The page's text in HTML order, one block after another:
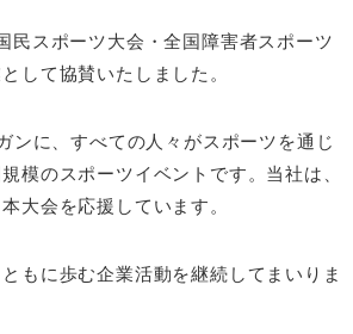
スポーツ大会・全国障害者スポーツ
して協賛いたしました。
ンに、すべての人々がスポーツを通じ
模のスポーツイベントです。当社は、
大会を応援しています。
もに歩む企業活動を継続してまいりま